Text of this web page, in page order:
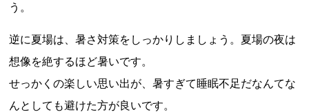
う。
逆に夏場は、暑さ対策をしっかりしましょう。夏場の夜は
想像を絶するほど暑いです。
せっかくの楽しい思い出が、暑すぎて睡眠不足だなんてな
んとしても避けた方が良いです。